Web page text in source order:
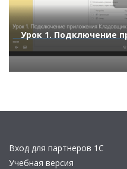
Урок 1. Подключение
Вход для партнеров 1С
Учебная версия